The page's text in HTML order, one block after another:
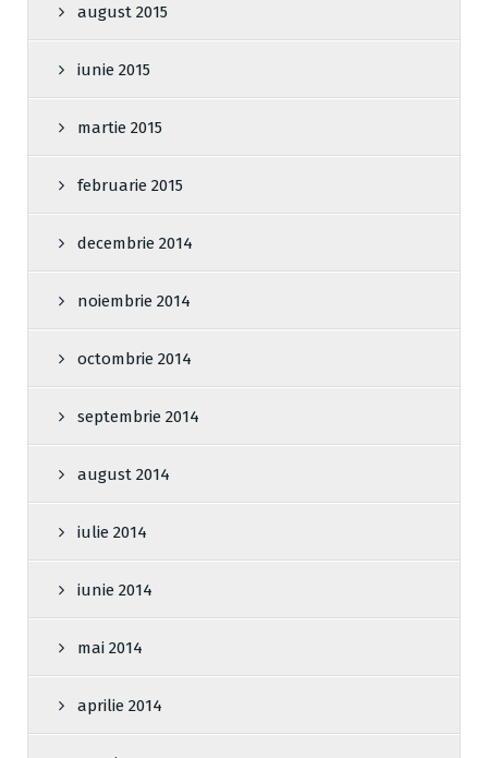
august 2015
iunie 2015
martie 2015
februarie 2015
decembrie 2014
noiembrie 2014
octombrie 2014
septembrie 2014
august 2014
iulie 2014
iunie 2014
mai 2014
aprilie 2014